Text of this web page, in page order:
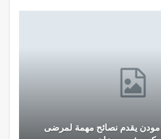
يقدم نصائح مهمة لمرضى